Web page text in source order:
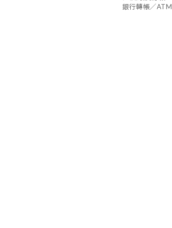
銀行轉帳／ATM